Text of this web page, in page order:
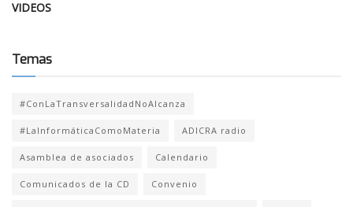
VIDEOS
Temas
#ConLaTransversalidadNoAlcanza
#LaInformáticaComoMateria ADICRA radio
Asamblea de asociados Calendario
Comunicados de la CD Convenio